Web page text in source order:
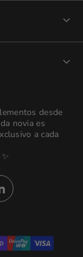
desde
novia es
a cada
✨